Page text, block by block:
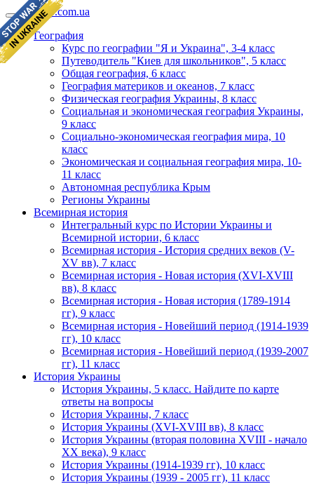
geomap.com.ua
География
Курс по географии "Я и Украина", 3-4 класс
Путеводитель "Киев для школьников", 5 класс
Общая география, 6 класс
География материков и океанов, 7 класс
Физическая география Украины, 8 класс
Социальная и экономическая география Украины,
9 класс
Социально-экономическая география мира, 10
класс
Экономическая и социальная география мира, 10-
11 класс
Автономная республика Крым
Регионы Украины
Всемирная история
Интегральный курс по Истории Украины и
Всемирной истории, 6 класс
Всемирная история - История средних веков (V-
XV вв), 7 класс
Всемирная история - Новая история (XVI-XVIII
вв), 8 класс
Всемирная история - Новая история (1789-1914
гг), 9 класс
Всемирная история - Новейший период (1914-1939
гг), 10 класс
Всемирная история - Новейший период (1939-2007
гг), 11 класс
История Украины
История Украины, 5 класс. Найдите по карте
ответы на вопросы
История Украины, 7 класс
История Украины (XVI-XVIII вв), 8 класс
История Украины (вторая половина XVIII - начало
XX века), 9 класс
История Украины (1914-1939 гг), 10 класс
История Украины (1939 - 2005 гг), 11 класс